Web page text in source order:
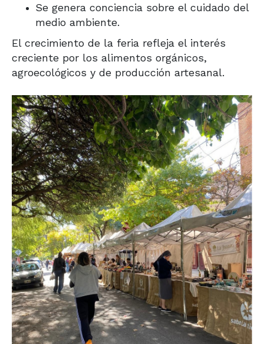
Se genera conciencia sobre el cuidado del
medio ambiente.
El crecimiento de la feria refleja el interés
creciente por los alimentos orgánicos,
agroecológicos y de producción artesanal.